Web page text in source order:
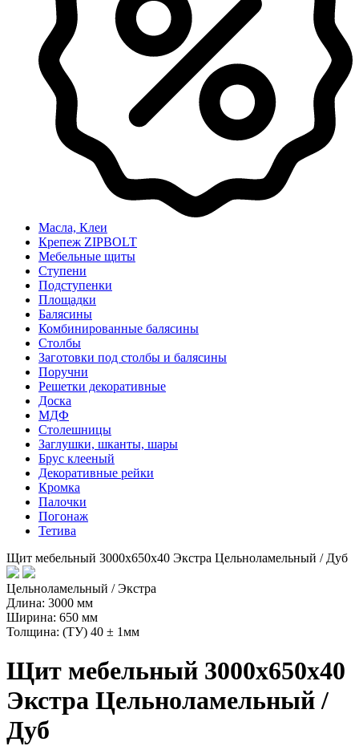
Масла, Клеи
Крепеж ZIPBOLT
Мебельные щиты
Ступени
Подступенки
Площадки
Балясины
Комбинированные балясины
Столбы
Заготовки под столбы и балясины
Поручни
Решетки декоративные
Доска
МДФ
Столешницы
Заглушки, шканты, шары
Брус клееный
Декоративные рейки
Кромка
Палочки
Погонаж
Тетива
Щит мебельный 3000х650х40 Экстра Цельноламельный / Дуб
Цельноламельный / Экстра
Длина: 3000 мм
Ширина: 650 мм
Толщина: (ТУ) 40 ± 1мм
Щит мебельный 3000х650х40
Экстра Цельноламельный /
Дуб